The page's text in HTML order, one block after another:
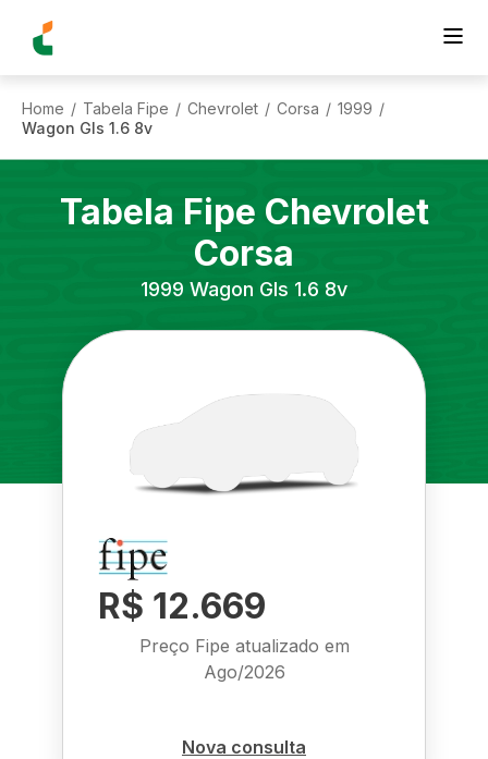
Home / Tabela Fipe / Chevrolet / Corsa / 1999 /
Wagon Gls 1.6 8v
Tabela Fipe Chevrolet
Corsa
1999 Wagon Gls 1.6 8v
R$ 12.669
Preço Fipe atualizado em
Ago/2026
Nova consulta